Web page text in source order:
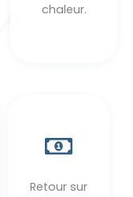
chaleur.
Retour sur